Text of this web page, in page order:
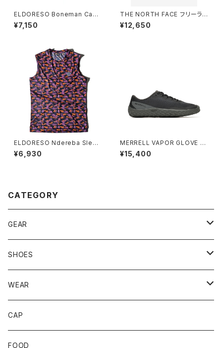
ELDORESO Boneman Cap
(Navy)
¥7,150
THE NORTH FACE フリーラン
ライトショーツ （メンズ） エンバ
ーソイル
¥12,650
ELDORESO Ndereba Sleev
eless (Purple)
¥6,930
MERRELL VAPOR GLOVE 7
ベイパー グローブ 7［ウィメン
ズ］ ブラック
¥15,400
CATEGORY
GEAR
BACKPACK
STUFFBAG
ACCESSORIES
SHOES
サンダル
WEAR
SOCKS
GLOVE
CAP
FOOD